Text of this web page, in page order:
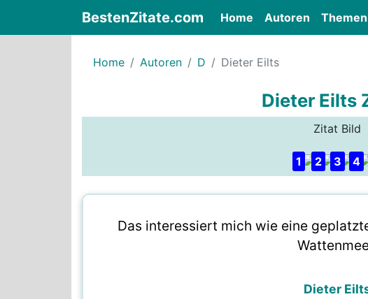
BestenZitate.com Home (current)
Autoren Themen
Home Autoren D Dieter Eilts
Dieter Eilts
Zitat Bild
1 2 3 4
Das interessiert mich wie eine
Dieter